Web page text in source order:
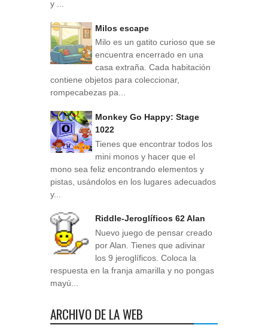
y ...
Milos escape
Milo es un gatito curioso que se
encuentra encerrado en una
casa extraña. Cada habitación
contiene objetos para coleccionar,
rompecabezas pa...
Monkey Go Happy: Stage
1022
Tienes que encontrar todos los
mini monos y hacer que el
mono sea feliz encontrando elementos y
pistas, usándolos en los lugares adecuados
y...
Riddle-Jeroglíficos 62 Alan
Nuevo juego de pensar creado
por Alan. Tienes que adivinar
los 9 jeroglíficos. Coloca la
respuesta en la franja amarilla y no pongas
mayú...
ARCHIVO DE LA WEB